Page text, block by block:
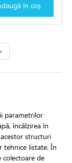
în coș
parametrilor
încălzirea în
structuri
tehnice listate. În
de